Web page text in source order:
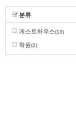
분류
게스트하우스(13)
학원(2)